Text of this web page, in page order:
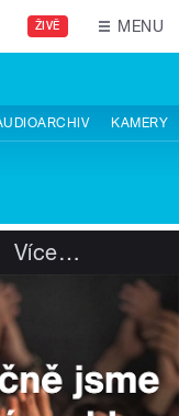
ŽIVĚ MENU
KAMERY
Více…